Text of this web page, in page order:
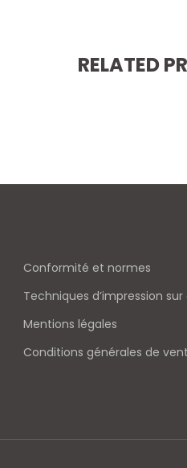
RELATED
Conformité et normes
Techniques d’impression
Mentions légales
Conditions générales de